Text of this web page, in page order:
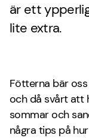
är ett
lite extra.
Fötterna bär
och då svårt att
sommar och
några tips på